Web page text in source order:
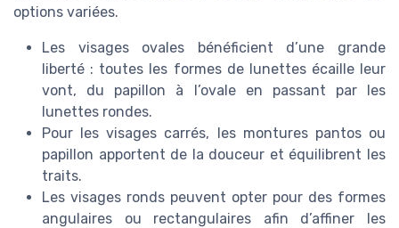
options variées.
Les visages ovales bénéficient d’une grande
liberté : toutes les formes de lunettes écaille leur
vont, du papillon à l’ovale en passant par les
lunettes rondes.
Pour les visages carrés, les montures pantos ou
papillon apportent de la douceur et équilibrent les
traits.
Les visages ronds peuvent opter pour des formes
angulaires ou rectangulaires afin d’affiner les